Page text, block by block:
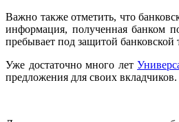
Важно также отметить, что
информация, полученная банком
пребывает под защитой банковской
Уже достаточно много лет
предложения для своих